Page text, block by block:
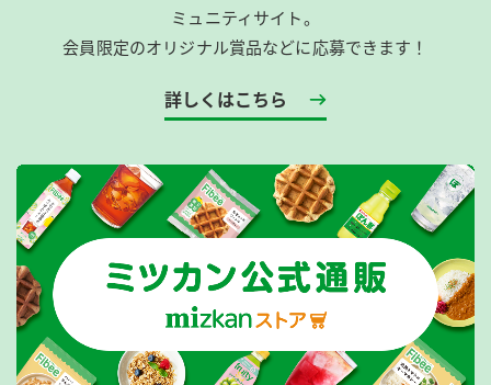
ミュニティサイト。
会員限定のオリジナル賞品などに応募できます！
詳しくはこちら